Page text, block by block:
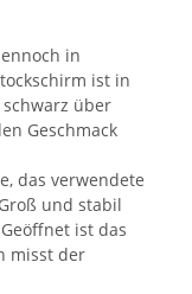
in
ist in
über
Geschmack
das verwendete
und stabil
ist das
misst der